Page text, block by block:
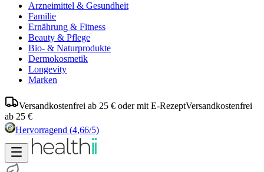
Arzneimittel & Gesundheit
Familie
Ernährung & Fitness
Beauty & Pflege
Bio- & Naturprodukte
Dermokosmetik
Longevity
Marken
Versandkostenfrei ab 25 € oder mit E-RezeptVersandkostenfrei
ab 25 €
Hervorragend (4,66/5)